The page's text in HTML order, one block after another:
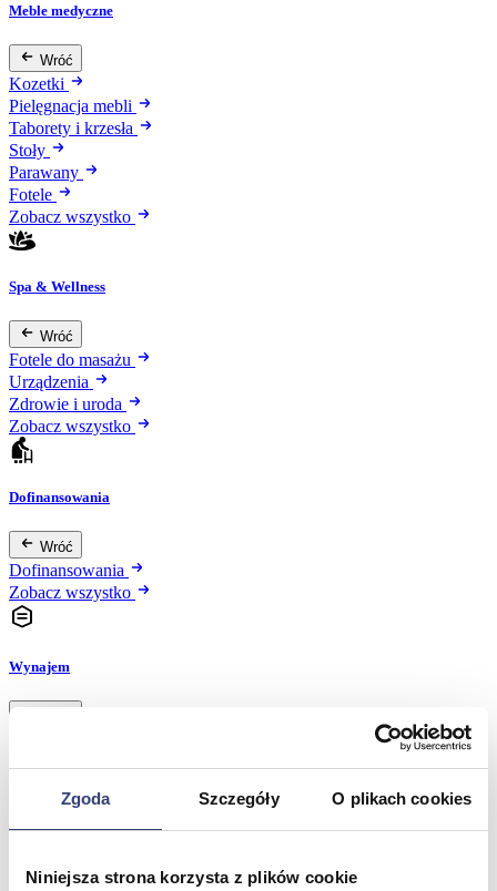
Zgoda Szczegóły O plikach cookies
Niniejsza strona korzysta z plików cookie
Meble medyczne
Wróć
Kozetki
Pielęgnacja mebli
Taborety i krzesła
Stoły
Parawany
Fotele
Zobacz wszystko
Spa & Wellness
Wróć
Fotele do masażu
Urządzenia
Zdrowie i uroda
Zobacz wszystko
Dofinansowania
Wróć
Dofinansowania
Zobacz wszystko
Wynajem
Robotyka w rehabilitacji
Filmy